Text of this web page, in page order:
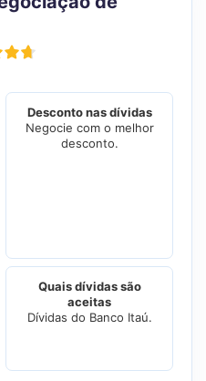
Desconto nas dívidas
Negocie com o melhor
desconto.
Quais dívidas são
aceitas
Dívidas do Banco Itaú.